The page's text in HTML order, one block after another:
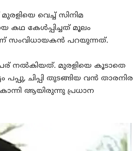
വെച്ച് സിനിമ
കഥ കേൾപ്പിച്ചത് മൂലം
സംവിധായകൻ പറയുന്നത്.
പേര് നൽകിയത്. മുരളിയെ കൂടാതെ
ചിപ്പി തുടങ്ങിയ വൻ താരനിര
ആയിരുന്നു പ്രധാന